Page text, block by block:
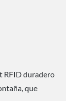
RFID duradero
que